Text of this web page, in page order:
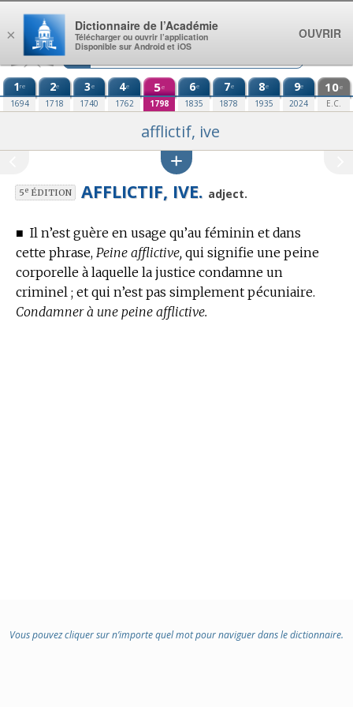
Aller au contenu
1re
1694
2e
1718
3e
1740
4e
1762
5e
1798
6e
1835
7e
1878
8e
1935
9e
2024
10e
E.C.
afflictif, ive
5eÉDITION AFFLICTIF, IVE. adject.
■ Il n’est guère en usage qu’au féminin et dans
cette phrase, Peine afflictive, qui signifie une peine
corporelle à laquelle la justice condamne un
criminel ; et qui n’est pas simplement pécuniaire.
Condamner à une peine afflictive.
Vous pouvez cliquer sur n’importe quel mot pour naviguer dans le dictionnaire.
×
Dictionnaire de l’Académie
Télécharger ou ouvrir l’application
Disponible sur Android et iOS
OUVRIR